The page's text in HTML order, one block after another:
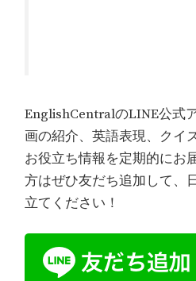
EnglishCentralのLINE公式
画の紹介、英語表現、クイ
お役立ち情報を定期的にお
方はぜひ友だち追加して、
立てください！